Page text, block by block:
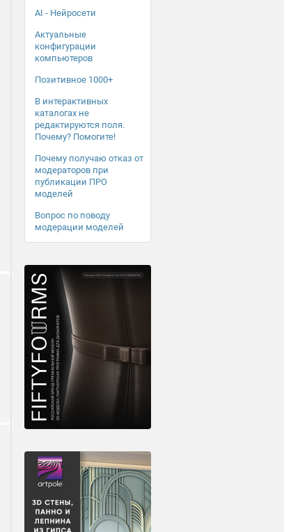
AI - Нейросети
Актуальные
конфигурации
компьютеров
Позитивное 1000+
В интерактивных
каталогах не
редактируются поля.
Почему? Помогите!
Почему получаю отказ от
модераторов при
публикации ПРО
моделей
Вопрос по поводу
модерации моделей